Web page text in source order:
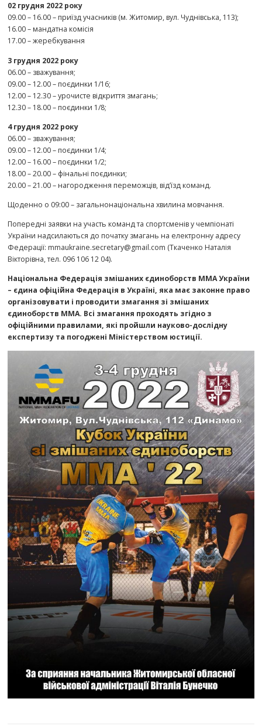
02 грудня 2022 року
09.00 – 16.00 – приїзд учасників (м. Житомир, вул. Чуднівська, 113);
16.00 – мандатна комісія
17.00 – жеребкування
3 грудня 2022 року
06.00 – зважування;
09.00 – 12.00 – поєдинки 1/16;
12.00 – 12.30 – урочисте відкриття змагань;
12.30 – 18.00 – поєдинки 1/8;
4 грудня 2022 року
06.00 – зважування;
09.00 – 12.00 – поєдинки 1/4;
12.00 – 16.00 – поєдинки 1/2;
18.00 – 20.00 – фінальні поєдинки;
20.00 – 21.00 – нагородження переможців, від’їзд команд.
Щоденно о 09:00 – загальнонаціональна хвилина мовчання.
Попередні заявки на участь команд та спортсменів у чемпіонаті
України надсилаються до початку змагань на електронну адресу
Федерації: mmaukraine.secretary@gmail.com (Ткаченко Наталія
Вікторівна, тел. 096 106 12 04).
Національна Федерація змішаних єдиноборств ММА України
– єдина офіційна Федерація в Україні, яка має законне право
організовувати і проводити змагання зі змішаних
єдиноборств ММА. Всі змагання проходять згідно з
офіційними правилами, які пройшли науково-дослідну
експертизу та погоджені Міністерством юстиції.